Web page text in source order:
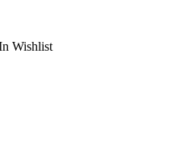
Wishlist